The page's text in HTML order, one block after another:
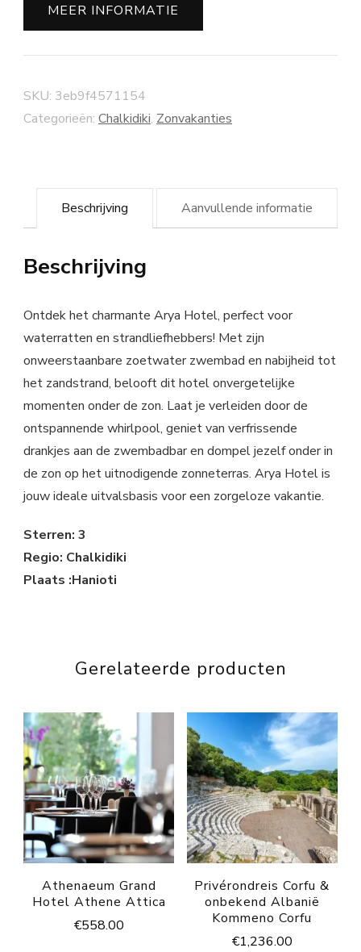
MEER INFORMATIE
SKU: 3eb9f4571154
Categorieën: Chalkidiki, Zonvakanties
Beschrijving Aanvullende informatie
Beschrijving
Ontdek het charmante Arya Hotel, perfect voor
waterratten en strandliefhebbers! Met zijn
onweerstaanbare zoetwater zwembad en nabijheid tot
het zandstrand, belooft dit hotel onvergetelijke
momenten onder de zon. Laat je verleiden door de
ontspannende whirlpool, geniet van verfrissende
drankjes aan de zwembadbar en dompel jezelf onder in
de zon op het uitnodigende zonneterras. Arya Hotel is
jouw ideale uitvalsbasis voor een zorgeloze vakantie.
Sterren: 3
Regio: Chalkidiki
Plaats :Hanioti
Gerelateerde producten
Athenaeum Grand
Hotel Athene Attica
€558.00
Privérondreis Corfu &
onbekend Albanië
Kommeno Corfu
€1,236.00